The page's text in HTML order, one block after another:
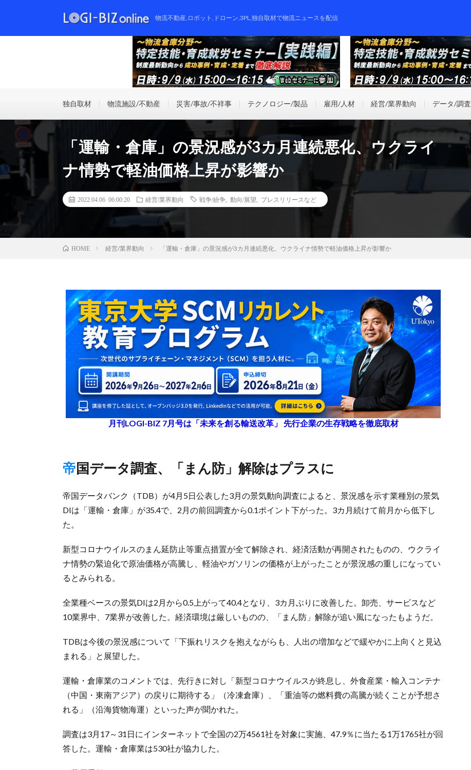
物流不動産,ロボット,ドローン,3PL,独自取材で物流ニュースを配信
独自取材 物流施設/不動産 災害/事故/不祥事 テクノロジー/製品 雇用/人材 経営/業界動向 データ/調査
「運輸・倉庫」の景況感が3カ月連続悪化、ウクライ
ナ情勢で軽油価格上昇が影響か
2022.04.06 06:00:20 経営/業界動向 戦争/紛争 動向/展望 プレスリリースなど
HOME 経営/業界動向 「運輸・倉庫」の景況感が3カ月連続悪化、ウクライナ情勢で軽油価格上昇が影響か
月刊LOGI-BIZ 7月号は「未来を創る輸送改革」 先行企業の生存戦略を徹底取材
帝国データ調査、「まん防」解除はプラスに
帝国データバンク（TDB）が4月5日公表した3月の景気動向調査によると、景況感を示す業種別の景気
DIは「運輸・倉庫」が35.4で、2月の前回調査から0.1ポイント下がった。3カ月続けて前月から低下し
た。
新型コロナウイルスのまん延防止等重点措置が全て解除され、経済活動が再開されたものの、ウクライ
ナ情勢の緊迫化で原油価格が高騰し、軽油やガソリンの価格が上がったことが景況感の重しになってい
るとみられる。
全業種ベースの景気DIは2月から0.5上がって40.4となり、3カ月ぶりに改善した。卸売、サービスなど
10業界中、7業界が改善した。経済環境は厳しいものの、「まん防」解除が追い風になったもようだ。
TDBは今後の景況感について「下振れリスクを抱えながらも、人出の増加などで緩やかに上向くと見込
まれる」と展望した。
運輸・倉庫業のコメントでは、先行きに対し「新型コロナウイルスが終息し、外食産業・輸入コンテナ
（中国・東南アジア）の戻りに期待する」（冷凍倉庫）、「重油等の燃料費の高騰が続くことが予想さ
れる」（沿海貨物海運）といった声が聞かれた。
調査は3月17～31日にインターネットで全国の2万4561社を対象に実施、47.9％に当たる1万1765社が回
答した。運輸・倉庫業は530社が協力した。